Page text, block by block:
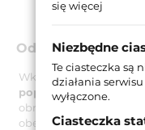
Odporność na
Wkładka R6 Extra jest
poprzez ukręcenie
obrotowego 250 Nm, co
obejmującym od 20 do
się więcej
Niezbędne
Te ciasteczka są
działania
wyłączone.
Ciasteczka